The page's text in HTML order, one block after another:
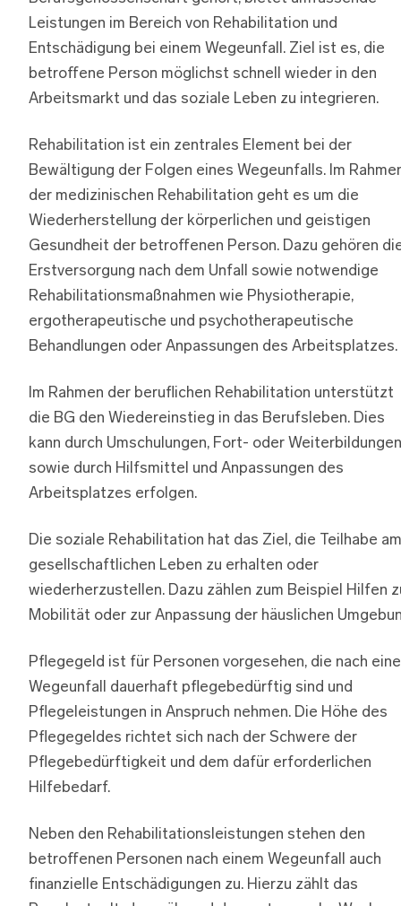
Leistungen im Bereich von Rehabilitation und
Entschädigung bei einem Wegeunfall. Ziel ist es, die
betroffene Person möglichst schnell wieder in den
Arbeitsmarkt und das soziale Leben zu integrieren.
Rehabilitation ist ein zentrales Element bei der
Bewältigung der Folgen eines Wegeunfalls. Im
der medizinischen Rehabilitation geht es um die
Wiederherstellung der körperlichen und geistigen
Gesundheit der betroffenen Person. Dazu gehören
Erstversorgung nach dem Unfall sowie notwendige
Rehabilitationsmaßnahmen wie Physiotherapie,
ergotherapeutische und psychotherapeutische
Behandlungen oder Anpassungen des Arbeitsplatzes.
Im Rahmen der beruflichen Rehabilitation unterstützt
die BG den Wiedereinstieg in das Berufsleben. Dies
kann durch Umschulungen, Fort- oder Weiterbildungen
sowie durch Hilfsmittel und Anpassungen des
Arbeitsplatzes erfolgen.
Die soziale Rehabilitation hat das Ziel, die Teilhabe am
gesellschaftlichen Leben zu erhalten oder
wiederherzustellen. Dazu zählen zum Beispiel Hilfen
Mobilität oder zur Anpassung der häuslichen
Pflegegeld ist für Personen vorgesehen, die nach
Wegeunfall dauerhaft pflegebedürftig sind und
Pflegeleistungen in Anspruch nehmen. Die Höhe des
Pflegegeldes richtet sich nach der Schwere der
Pflegebedürftigkeit und dem dafür erforderlichen
Hilfebedarf.
Neben den Rehabilitationsleistungen stehen den
betroffenen Personen nach einem Wegeunfall auch
finanzielle Entschädigungen zu. Hierzu zählt das